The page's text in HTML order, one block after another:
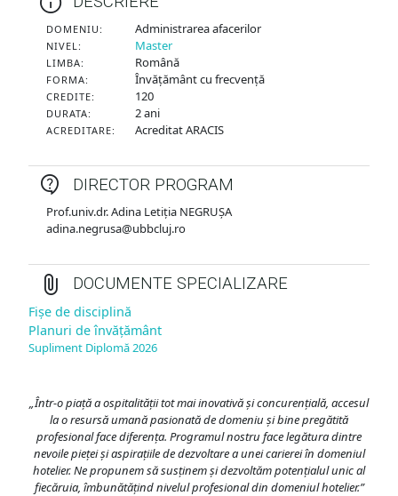
„Într-o piață a ospitalității tot mai inovativă și concurențială, accesul
la o resursă umană pasionată de domeniu și bine pregătită
profesional face diferența. Programul nostru face legătura dintre
nevoile pieței și aspirațiile de dezvoltare a unei carierei în domeniul
hotelier. Ne propunem să susținem și dezvoltăm potențialul unic al
fiecăruia, îmbunătățind nivelul profesional din domeniul hotelier.”
DOMENIU: Administrarea afacerilor
NIVEL: Master
LIMBA: Română
FORMA: Învățământ cu frecvență
CREDITE: 120
DURATA: 2 ani
ACREDITARE: Acreditat ARACIS
DIRECTOR PROGRAM
Prof.univ.dr. Adina Letiţia NEGRUŞA
adina.negrusa@ubbcluj.ro
DOCUMENTE SPECIALIZARE
Fișe de disciplină
Planuri de învățământ
Supliment Diplomă 2026